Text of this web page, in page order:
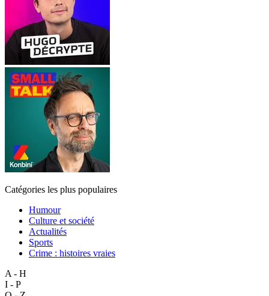
Catégories les plus populaires
Humour
Culture et société
Actualités
Sports
Crime : histoires vraies
A - H
I - P